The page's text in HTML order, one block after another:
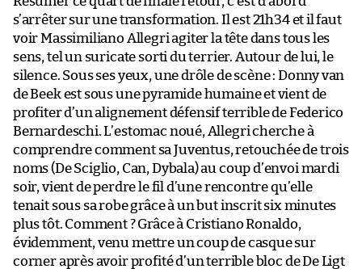
s’arrêter sur une transformation. Il est 21h34 et il faut
voir Massimiliano Allegri agiter la tête dans tous les
sens, tel un suricate sorti du terrier. Autour de lui, le
silence. Sous ses yeux, une drôle de scène : Donny van
de Beek est sous une pyramide humaine et vient de
profiter d’un alignement défensif terrible de Federico
Bernardeschi. L’estomac noué, Allegri cherche à
comprendre comment sa Juventus, retouchée de trois
noms (De Sciglio, Can, Dybala) au coup d’envoi mardi
soir, vient de perdre le fil d’une rencontre qu’elle
tenait sous sa robe grâce à un but inscrit six minutes
plus tôt. Comment ? Grâce à Cristiano Ronaldo,
évidemment, venu mettre un coup de casque sur
corner après avoir profité d’un terrible bloc de De Ligt